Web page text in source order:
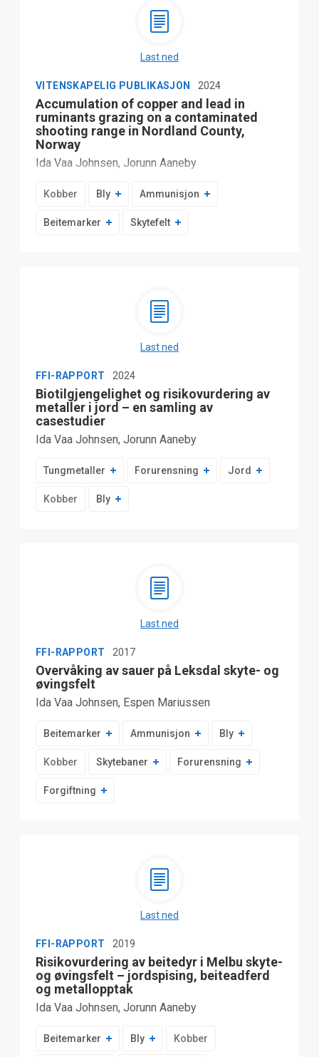
Last ned
VITENSKAPELIG PUBLIKASJON 2024
Accumulation of copper and lead in
ruminants grazing on a contaminated
shooting range in Nordland County,
Norway
Ida Vaa Johnsen, Jorunn Aaneby
Kobber Bly Ammunisjon
Beitemarker Skytefelt
Last ned
FFI-RAPPORT 2024
Biotilgjengelighet og risikovurdering av
metaller i jord – en samling av
casestudier
Ida Vaa Johnsen, Jorunn Aaneby
Tungmetaller Forurensning Jord
Kobber Bly
Last ned
FFI-RAPPORT 2017
Overvåking av sauer på Leksdal skyte- og
øvingsfelt
Ida Vaa Johnsen, Espen Mariussen
Beitemarker Ammunisjon Bly
Kobber Skytebaner Forurensning
Forgiftning
Last ned
FFI-RAPPORT 2019
Risikovurdering av beitedyr i Melbu skyte-
og øvingsfelt – jordspising, beiteadferd
og metallopptak
Ida Vaa Johnsen, Jorunn Aaneby
Beitemarker Bly Kobber